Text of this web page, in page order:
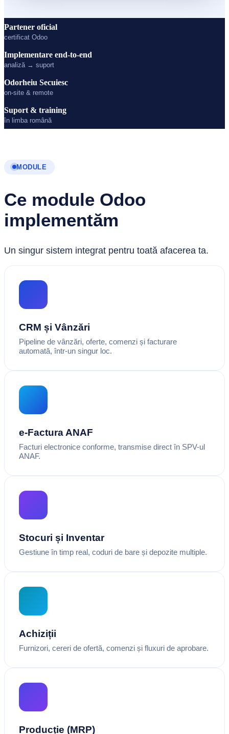
Partener oficial
certificat Odoo
Implementare end-to-end
analiză → suport
Odorheiu Secuiesc
on-site & remote
Suport & training
în limba română
MODULE
Ce module Odoo
implementăm
Un singur sistem integrat pentru toată afacerea ta.
CRM și Vânzări
Pipeline de vânzări, oferte, comenzi și facturare
automată, într-un singur loc.
e-Factura ANAF
Facturi electronice conforme, transmise direct în SPV-ul
ANAF.
Stocuri și Inventar
Gestiune în timp real, coduri de bare și depozite multiple.
Achiziții
Furnizori, cereri de ofertă, comenzi și fluxuri de aprobare.
Producție (MRP)